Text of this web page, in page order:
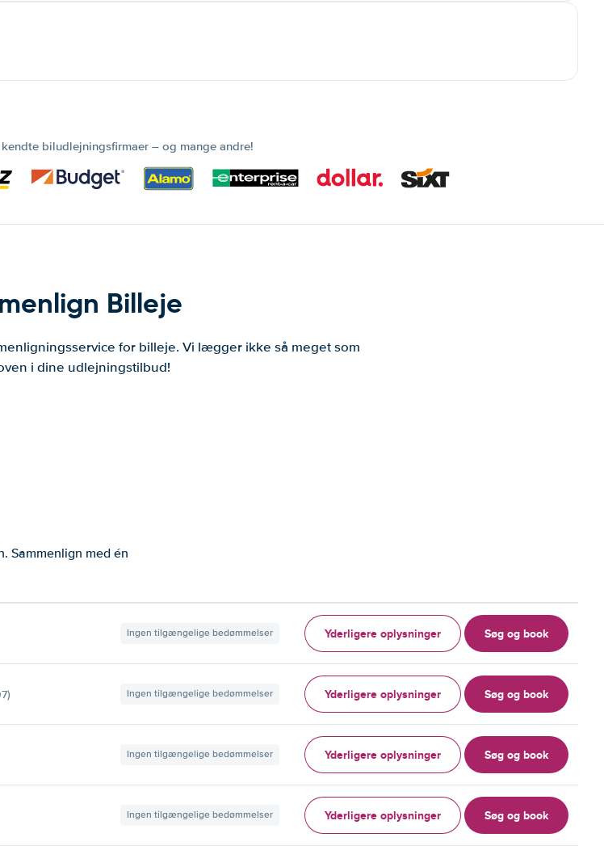
biludlejningsfirmaer – og mange andre!
Billeje
for billeje. Vi lægger ikke så meget som
i dine udlejningstilbud!
Sammenlign med én
Ingen tilgængelige bedømmelser Yderligere oplysninger Søg og book
Ingen tilgængelige bedømmelser Yderligere oplysninger Søg og book
Ingen tilgængelige bedømmelser Yderligere oplysninger Søg og book
Ingen tilgængelige bedømmelser Yderligere oplysninger Søg og book